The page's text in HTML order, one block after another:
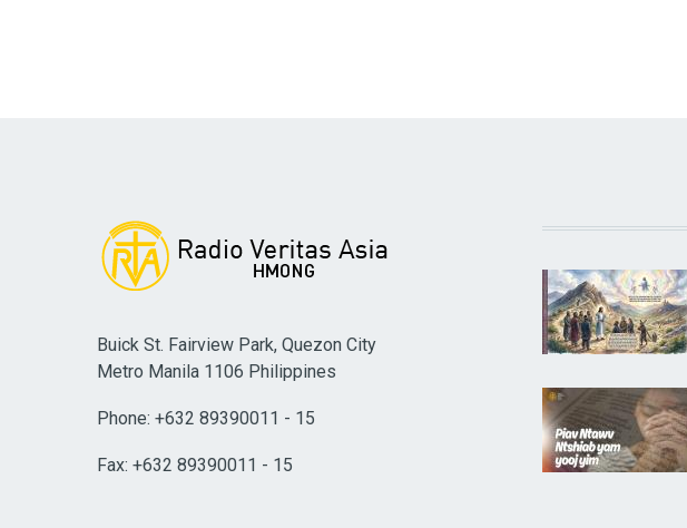
Buick St. Fairview Park, Quezon City
Metro Manila 1106 Philippines
Phone: +632 89390011 - 15
Fax: +632 89390011 - 15